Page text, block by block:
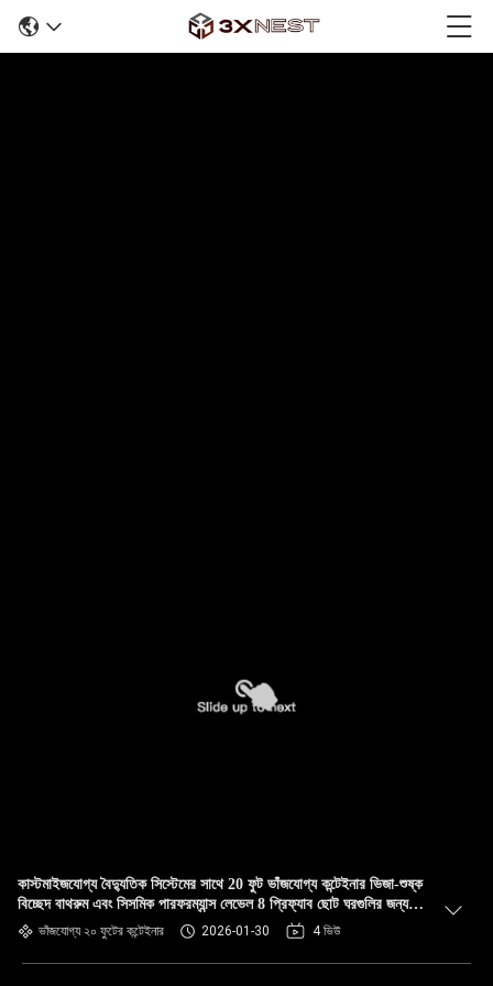
কাস্টমাইজযোগ্য বৈদ্যুতিক সিস্টেমের সাথে 20 ফুট ভাঁজযোগ্য কন্টেইনার ভিজা-শুষ্ক
বিচ্ছেদ বাথরুম এবং সিসমিক পারফরম্যান্স লেভেল 8 প্রিফ্যাব ছোট ঘরগুলির জন্য
আদর্শভাঁজযোগ্য ২০ ফুটের কন্টেইনার 2026-01-30 4 ভিউ